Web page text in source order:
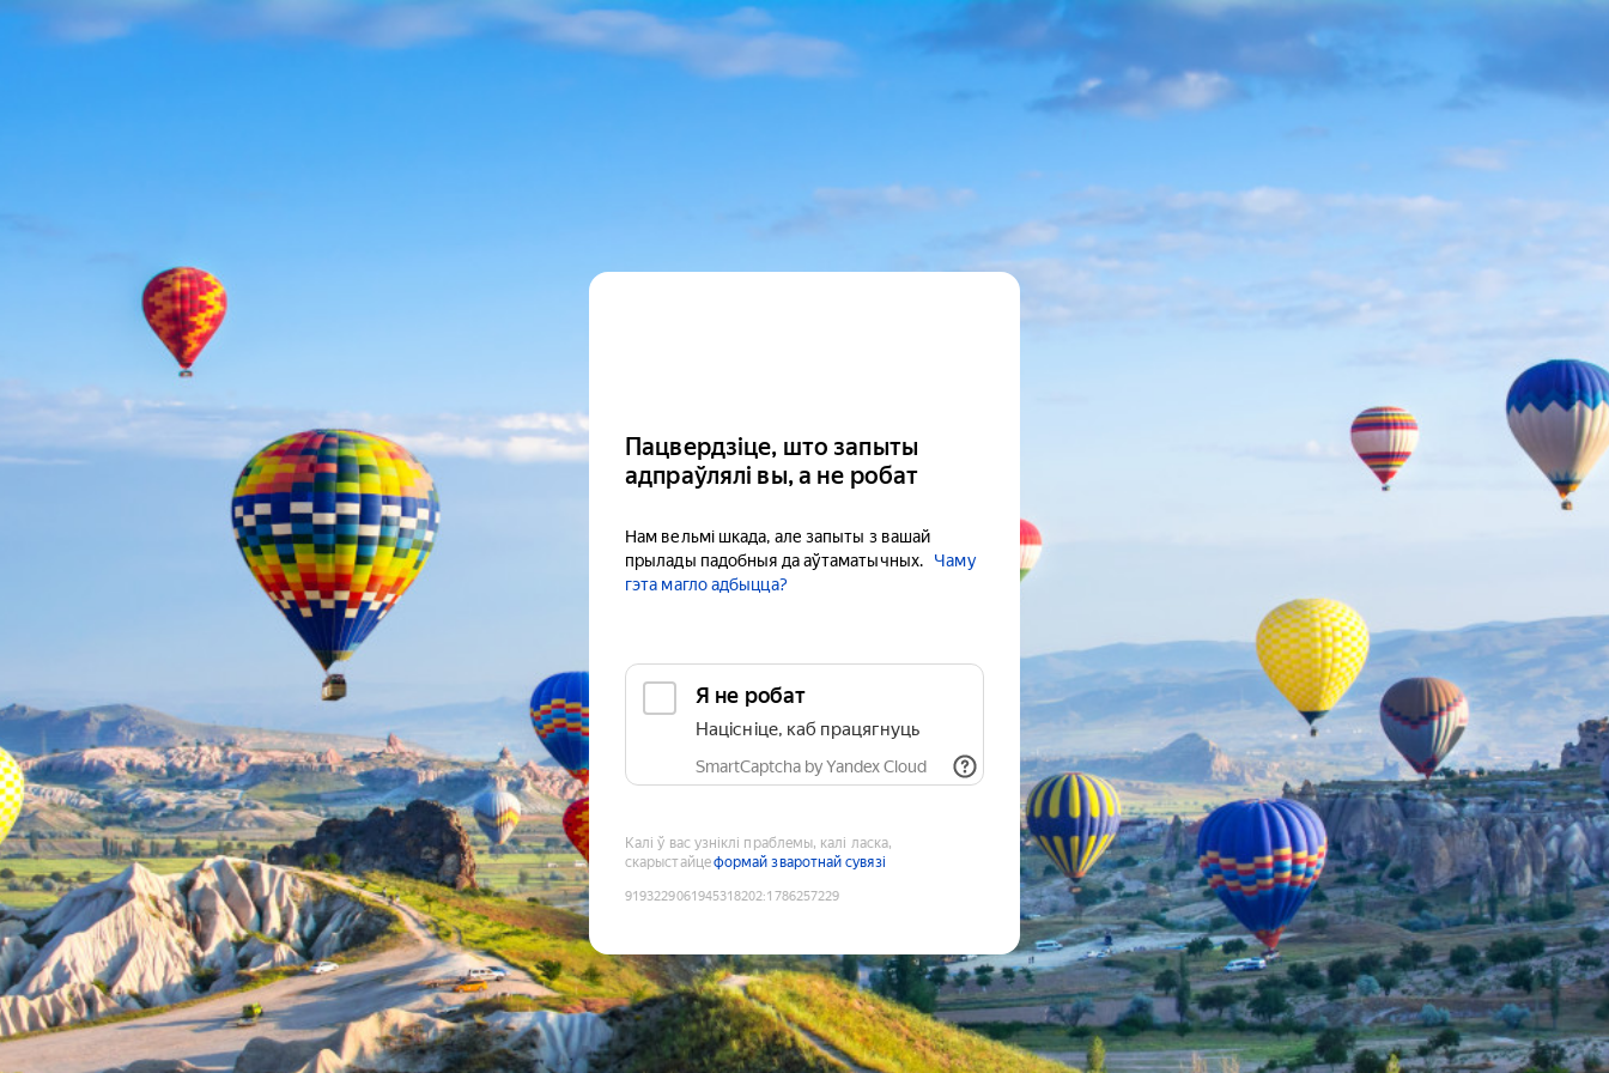
Пацвердзіце, што запыты
адпраўлялі вы, а не робат
Нам вельмі шкада, але запыты з вашай
прылады падобныя да аўтаматычных.
Чаму
гэта магло адбыцца?
Я не робат
Націсніце, каб працягнуць
SmartCaptcha by Yandex Cloud
Калі ў вас узніклі праблемы, калі ласка,
скарыстайцеформай зваротнай сувязі
9193229061945318202:1786257229